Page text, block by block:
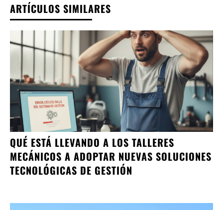
ARTÍCULOS SIMILARES
QUÉ ESTÁ LLEVANDO A LOS TALLERES
MECÁNICOS A ADOPTAR NUEVAS SOLUCIONES
TECNOLÓGICAS DE GESTIÓN